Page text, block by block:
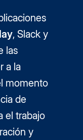
, Slack y
las
a la
momento
de
el trabajo
y